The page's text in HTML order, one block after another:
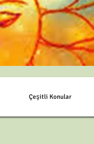
Çeşitli Konular